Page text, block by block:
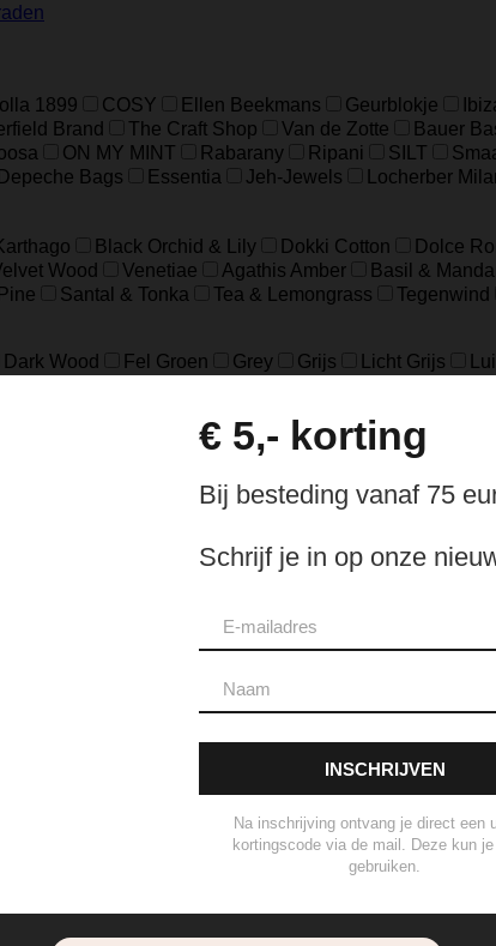
1899 COSY Ellen Beekmans Geurblokje
Brand The Craft Shop Van de Zotte Bauer
ON MY MINT Rabarany Ripani SILT
Depeche Bags Essentia Jeh-Jewels Locherber
Black Orchid & Lily Dokki Cotton Dolce
Wood Venetiae Agathis Amber Basil &
Santal & Tonka Tea & Lemongrass Tegenwind
Dark Wood Fel Groen Grey Grijs Licht Grijs
L/XL S/M XXS/XS 48=S
Zilver geoxideerd, Goldfilled 925 sterling zilver,
Eau de Parfum
Hanger Heuptas Hoed
Set Lont-trimmer en Kaarsendover Shopper